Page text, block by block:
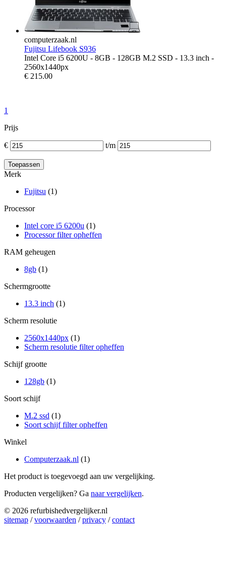
computerzaak.nl
Fujitsu Lifebook S936
Intel Core i5 6200U - 8GB - 128GB M.2 SSD - 13.3 inch -
2560x1440px
€ 215.00
1
Prijs
€ t/m
Merk
Fujitsu (1)
Processor
Intel core i5 6200u (1)
Processor filter opheffen
RAM geheugen
8gb (1)
Schermgrootte
13.3 inch (1)
Scherm resolutie
2560x1440px (1)
Scherm resolutie filter opheffen
Schijf grootte
128gb (1)
Soort schijf
M.2 ssd (1)
Soort schijf filter opheffen
Winkel
Computerzaak.nl (1)
Het product is toegevoegd aan uw vergelijking.
Producten vergelijken? Ga naar vergelijken.
© 2026 refurbishedvergelijker.nl
sitemap /voorwaarden /privacy /contact